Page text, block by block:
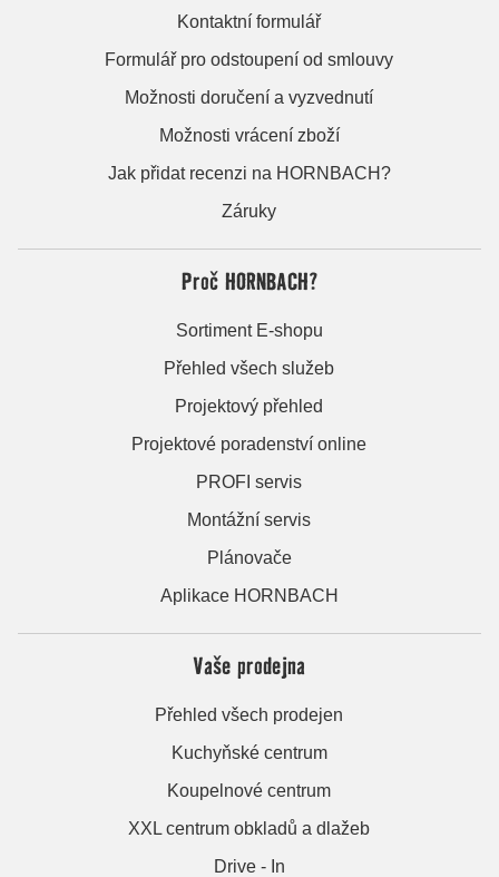
Kontaktní formulář
Formulář pro odstoupení od smlouvy
Možnosti doručení a vyzvednutí
Možnosti vrácení zboží
Jak přidat recenzi na HORNBACH?
Záruky
Proč HORNBACH?
Sortiment E-shopu
Přehled všech služeb
Projektový přehled
Projektové poradenství online
PROFI servis
Montážní servis
Plánovače
Aplikace HORNBACH
Vaše prodejna
Přehled všech prodejen
Kuchyňské centrum
Koupelnové centrum
XXL centrum obkladů a dlažeb
Drive - In